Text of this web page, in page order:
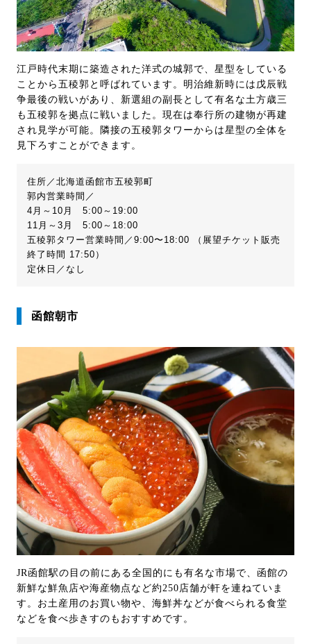
江戸時代末期に築造された洋式の城郭で、星型をしている
ことから五稜郭と呼ばれています。明治維新時には戊辰戦
争最後の戦いがあり、新選組の副長として有名な土方歳三
も五稜郭を拠点に戦いました。現在は奉行所の建物が再建
され見学が可能。隣接の五稜郭タワーからは星型の全体を
見下ろすことができます。
住所／北海道函館市五稜郭町
郭内営業時間／
4月～10月 5:00～19:00
11月～3月 5:00～18:00
五稜郭タワー営業時間／9:00〜18:00 （展望チケット販売
終了時間 17:50）
定休日／なし
函館朝市
JR函館駅の目の前にある全国的にも有名な市場で、函館の
新鮮な鮮魚店や海産物点など約250店舗が軒を連ねていま
す。お土産用のお買い物や、海鮮丼などが食べられる食堂
などを食べ歩きすのもおすすめです。